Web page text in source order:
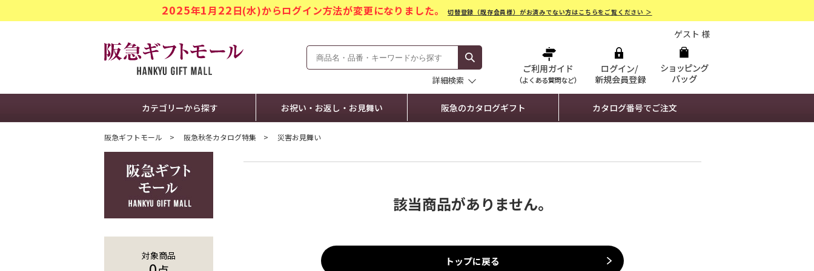
2025年1月22日(水)からログイン方法が変更になりました。切替登録（既存会員様）がお済みでない方はこちらをご覧ください ＞
阪急ギフトモール Hankyu Gift Mall
詳細検索
ゲスト 様
カテゴリーから探す お祝い・お返し・お見舞い 阪急のカタログギフト カタログ番号でご注文
阪急ギフトモール 阪急秋冬カタログ特集 災害お見舞い
該当商品がありません。
トップに戻る
対象商品